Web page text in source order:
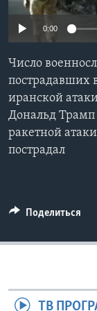
Learning English
СОЦИАЛЬНЫЕ СЕТИ
Языки
0:00
Число
пострадавших
иранской
Дональд Трамп
ракетной
пострадал
Поделиться
ТВ